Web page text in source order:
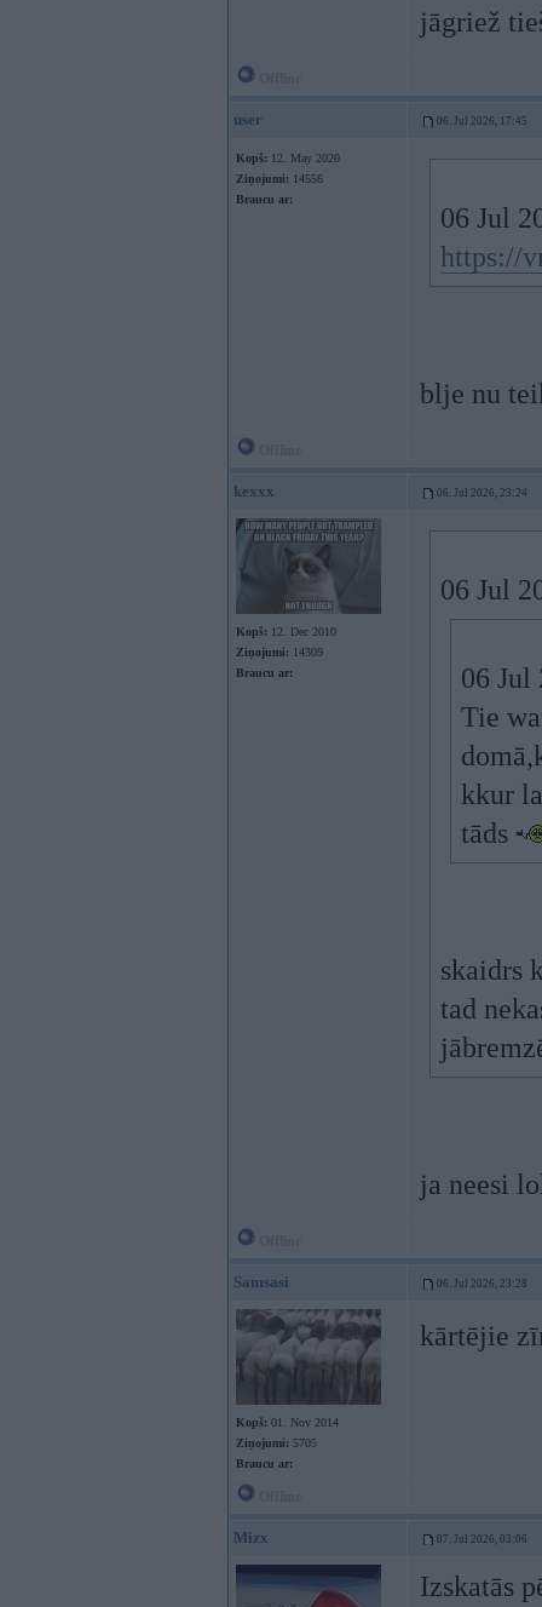
jāgriež
user 06. Jul 2026, 17:45
Kopš: 12. May 2020
Ziņojumi: 14556
Braucu ar:
06 Jul
https://
blje nu
kexxx 06. Jul 2026, 23:24
Kopš: 12. Dec 2010
Ziņojumi: 14309
Braucu ar:
06 Jul
06 Jul
Tie
kkur
tāds
skaidrs
tad
ja neesi
Samsasi 06. Jul 2026, 23:28
Kopš: 01. Nov 2014
Ziņojumi: 5705
Braucu ar:
kārtējie
Mizx 07. Jul 2026, 03:06
Izskatās